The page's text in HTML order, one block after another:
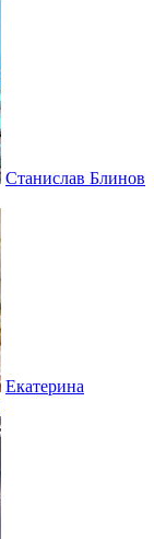
Станислав Блинов
Екатерина